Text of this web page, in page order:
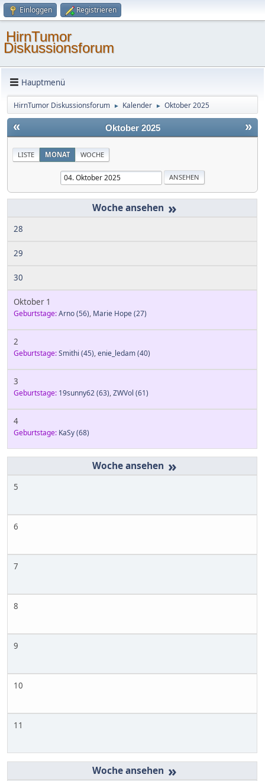
Einloggen Registrieren
HirnTumor
Diskussionsforum
Hauptmenü
HirnTumor Diskussionsforum ► Kalender ► Oktober 2025
« »
Oktober 2025
LISTE MONAT WOCHE
»
28
29
30
Oktober 1
Geburtstage:Arno(56), Marie Hope(27)
2
Geburtstage:Smithi (45),enie_ledam(40)
3
Geburtstage: 19sunny62(63),ZWVol (61)
4
Geburtstage: KaSy(68)
»
5
6
7
8
9
10
11
»